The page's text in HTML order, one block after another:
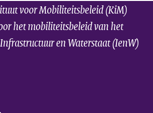
voor Mobiliteitsbeleid (KiM)
het mobiliteitsbeleid van het
en Waterstaat (IenW)